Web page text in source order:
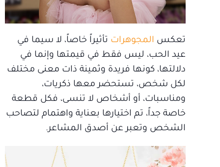
تعكس المجوهرات تأثيراً خاصاً، لا سيما في
عيد الحب، ليس فقط في قيمتها وإنما في
دلالتها، كونها فريدة وثمينة ذات معنى مختلف
لكل شخص، تستحضر معها ذكريات،
ومناسبات، أو أشخاص لا تنسى، فكل قطعة
خاصة جداً، تم اختيارها بعناية واهتمام لتصاحب
الشخص وتعبر عن أصدق المشاعر.